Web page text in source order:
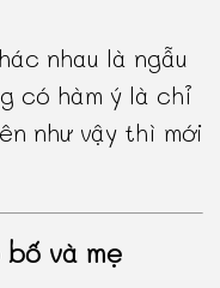
nhau là ngẫu
có hàm ý là chỉ
như vậy thì mới
và mẹ